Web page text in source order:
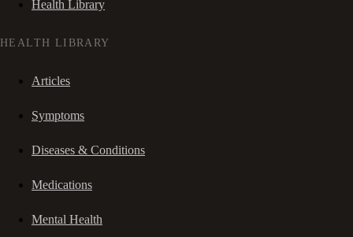
Health Library
HEALTH LIBRARY
Articles
Symptoms
Diseases & Conditions
Medications
Mental Health